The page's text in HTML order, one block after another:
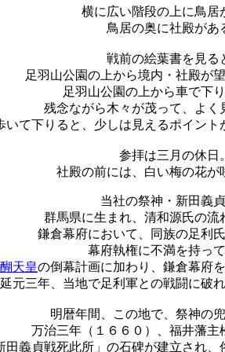
横に広い階段の上に鳥居
鳥居の奥に社殿があ
戦前の絵葉書を見る
足羽山公園の上から境内・社殿が
足羽山公園の上から車で下り
残念ながら木々が茂って、よく
いて下りると、少しは見えるポイント
参拝は三月の休日。
社殿の前には、白い梅の花が
当社の祭神・新田義貞
群馬県に生まれ、清和源氏の流
鎌倉幕府において、同族の足利
幕府執権に不満を持って
天皇の倒幕計画に加わり、鎌倉幕府
延元三年、当地で足利軍との戦闘に破
明暦年間、この地で、祭神の
万治三年（１６６０）、福井藩主
田義貞戦死此所」の石碑が建立され、